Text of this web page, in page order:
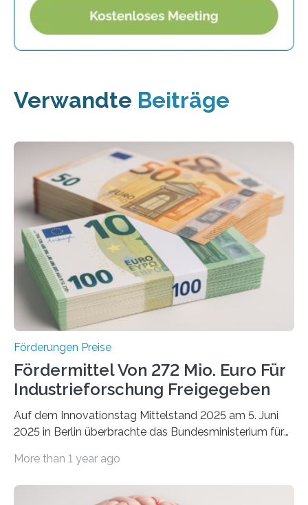
Verwandte Beiträge
Förderungen Preise
Fördermittel Von 272 Mio. Euro Für
Industrieforschung Freigegeben
Auf dem Innovationstag Mittelstand 2025 am 5. Juni
2025 in Berlin überbrachte das Bundesministerium für
Überplanmäßige Verpflichtungsermächtigungen in
Woche vom Haushaltsausschuss freigegeben – unter
More than 1 year ago